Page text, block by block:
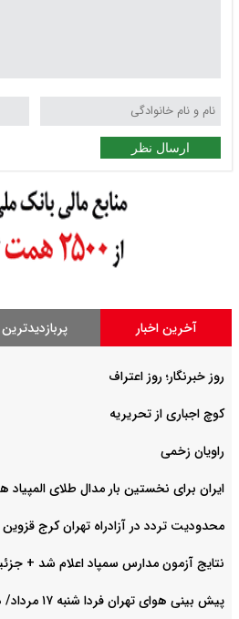
ارسال نظر
آخرین اخبار پربازدیدترین
روز خبرنگار؛ روز اعتراف
کوچ اجباری از تحریریه
راویان زخمی
ایران برای نخستین بار مدال طلای
محدودیت تردد در آزادراه تهران کرج قزوین تا ۲۰
نتایج آزمون مدارس سمپاد اعلام شد +
پیش بینی هوای تهران فردا شنبه ۱۷ مرداد/ دما کاهشی می شود